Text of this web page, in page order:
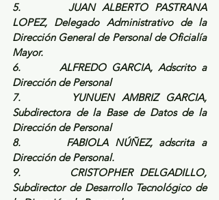
5.       JUAN ALBERTO PASTRANA
LOPEZ, Delegado Administrativo de la
Dirección General de Personal de Oficialía
Mayor.
6.       ALFREDO GARCIA, Adscrito a
Dirección de Personal
7.       YUNUEN AMBRIZ GARCIA,
Subdirectora de la Base de Datos de la
Dirección de Personal
8.       FABIOLA NÚÑEZ, adscrita a
Dirección de Personal.
9.       CRISTOPHER DELGADILLO,
Subdirector de Desarrollo Tecnológico de